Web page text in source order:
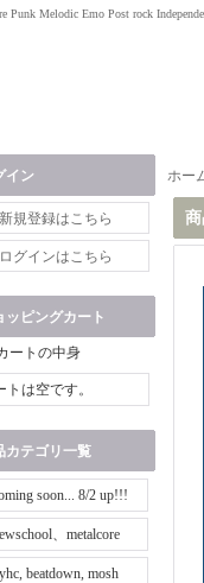
Punk Melodic Emo Post rock
イン
新規登録はこちら
ログインはこちら
ッピングカート
ートの中身
トは空です。
カテゴリ一覧
soon... 8/2 up!!!
、metalcore
beatdown, mosh
ホー
商